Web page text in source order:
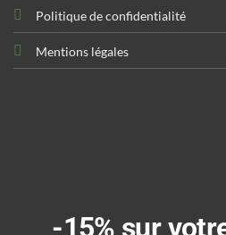
Politique de confidentialité
Mentions légales
-15% sur